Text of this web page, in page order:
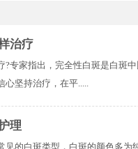
治疗
?专家指出，完全性白斑是白斑
心坚持治疗，在平.....
理
见的白斑类型，白斑的颜色多为